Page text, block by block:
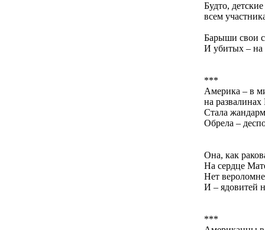
Будто,
всем
Барыши свои
И убитых – на
***
Америка – в
на
Стала
Обрела –
Она, как
На сердце
Нет
И – ядовитей
***